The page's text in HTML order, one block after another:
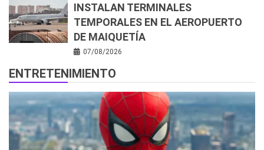
INSTALAN TERMINALES
TEMPORALES EN EL AEROPUERTO
DE MAIQUETÍA
07/08/2026
ENTRETENIMIENTO